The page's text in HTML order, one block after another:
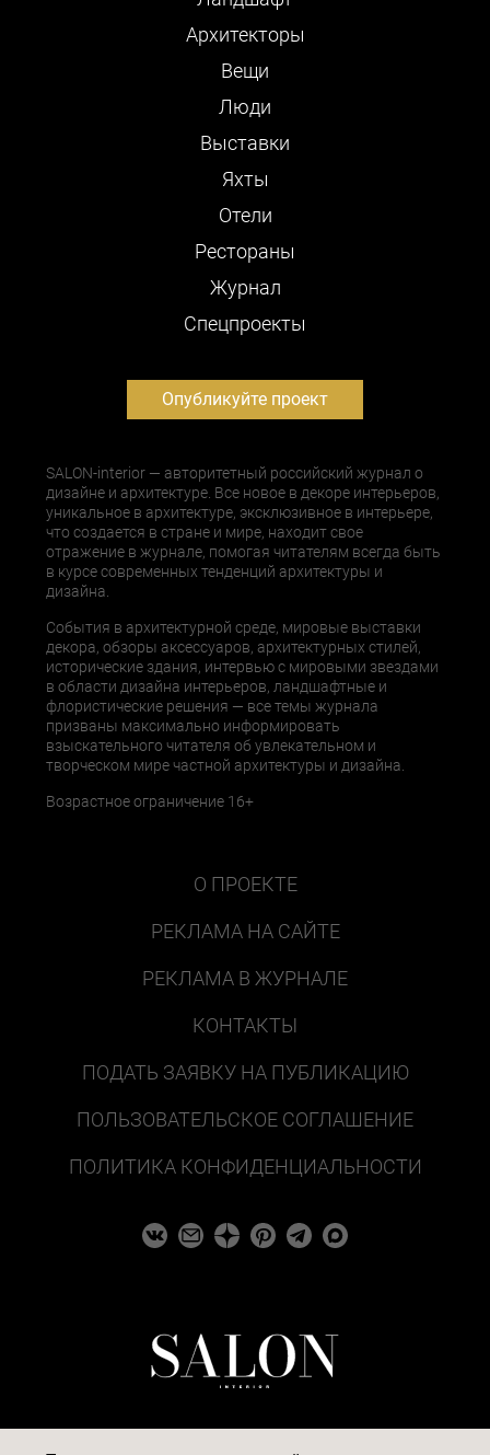
Архитекторы
Вещи
Люди
Выставки
Яхты
Отели
Рестораны
Журнал
Cпецпроекты
Опубликуйте проект
SALON-interior — авторитетный российский журнал о
дизайне и архитектуре. Все новое в декоре интерьеров,
уникальное в архитектуре, эксклюзивное в интерьере,
что создается в стране и мире, находит свое
отражение в журнале, помогая читателям всегда быть
в курсе современных тенденций архитектуры и
дизайна.
События в архитектурной среде, мировые выставки
декора, обзоры аксессуаров, архитектурных стилей,
исторические здания, интервью с мировыми звездами
в области дизайна интерьеров, ландшафтные и
флористические решения — все темы журнала
призваны максимально информировать
взыскательного читателя об увлекательном и
творческом мире частной архитектуры и дизайна.
Возрастное ограничение 16+
О ПРОЕКТЕ
РЕКЛАМА НА САЙТЕ
РЕКЛАМА В ЖУРНАЛЕ
КОНТАКТЫ
ПОДАТЬ ЗАЯВКУ НА ПУБЛИКАЦИЮ
ПОЛЬЗОВАТЕЛЬСКОЕ СОГЛАШЕНИЕ
ПОЛИТИКА КОНФИДЕНЦИАЛЬНОСТИ